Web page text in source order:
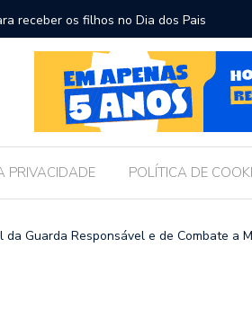
receber os filhos no Dia dos Pais
PRIVACIDADE POLÍTICA DE
Guarda Responsável e de Combate a